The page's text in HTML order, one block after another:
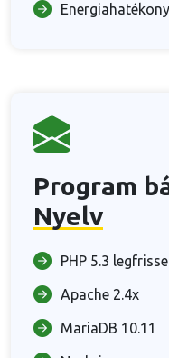
Energiahatékony
Program
Nyelv
PHP 5.3
Apache 2.4x
MariaDB 10.11